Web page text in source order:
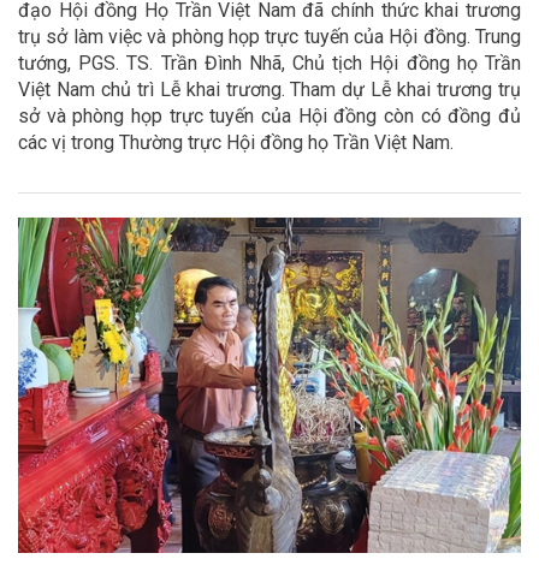
đạo Hội đồng Họ Trần Việt Nam đã chính thức khai trương
trụ sở làm việc và phòng họp trực tuyến của Hội đồng. Trung
tướng, PGS. TS. Trần Đình Nhã, Chủ tịch Hội đồng họ Trần
Việt Nam chủ trì Lễ khai trương. Tham dự Lễ khai trương trụ
sở và phòng họp trực tuyến của Hội đồng còn có đồng đủ
các vị trong Thường trực Hội đồng họ Trần Việt Nam.